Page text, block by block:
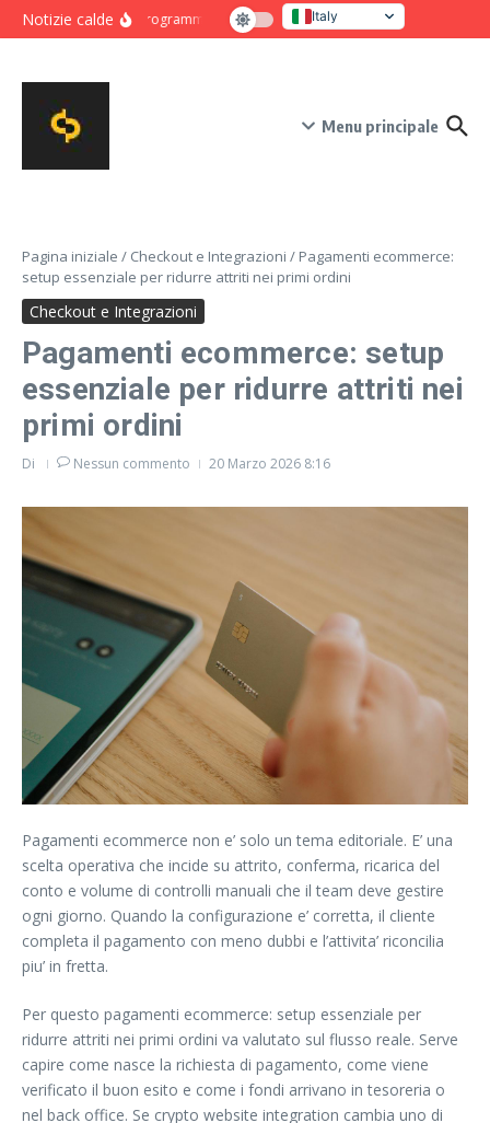
Salta al contenuto
Notizie calde Programma intensivo di novanta giorni per crescita e
Italy
United States
Menu principale
Pagina iniziale / Checkout e Integrazioni / Pagamenti ecommerce:
setup essenziale per ridurre attriti nei primi ordini
Checkout e Integrazioni
Pagamenti ecommerce: setup
essenziale per ridurre attriti nei
primi ordini
Di Nessun commento 20 Marzo 2026 8:16
Pagamenti ecommerce non e’ solo un tema editoriale. E’ una
scelta operativa che incide su attrito, conferma, ricarica del
conto e volume di controlli manuali che il team deve gestire
ogni giorno. Quando la configurazione e’ corretta, il cliente
completa il pagamento con meno dubbi e l’attivita’ riconcilia
piu’ in fretta.
Per questo pagamenti ecommerce: setup essenziale per
ridurre attriti nei primi ordini va valutato sul flusso reale. Serve
capire come nasce la richiesta di pagamento, come viene
verificato il buon esito e come i fondi arrivano in tesoreria o
nel back office. Se crypto website integration cambia uno di